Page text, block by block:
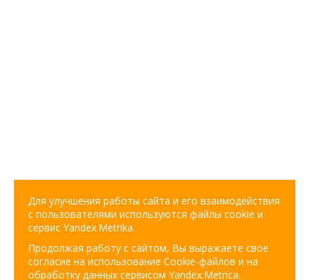
Для улучшения работы сайта и его взаимодействия
с пользователями используются файлы cookie и
сервис Yandex.Metrika.
Продолжая работу с сайтом, Вы выражаете свое
согласие на использование Cookie-файлов и на
обработку данных сервисом Yandex.Metrica.